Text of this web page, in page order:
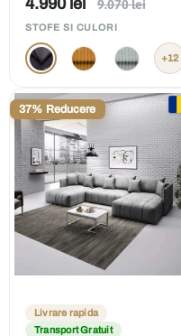
de
vânzare
4.990 lei
Preț
9.070 lei
STOFE SI CULORI
+12
37% Reducere
Livrare rapida
Transport Gratuit